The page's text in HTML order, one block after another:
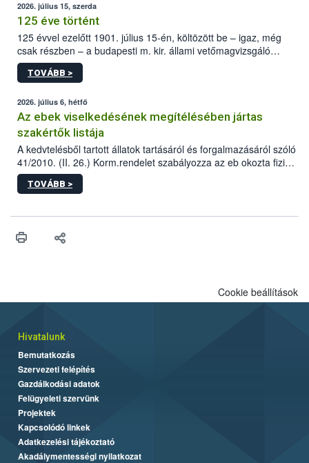
2026. július 15, szerda
125 éve történt
125 évvel ezelőtt 1901. július 15-én, költözött be – igaz, még
csak részben – a budapesti m. kir. állami vetőmagvizsgáló
állomás a Kis Rókus utca 15. szám alatti, Czigler Győző által
tervezett új épületébe.
TOVÁBB >
2026. július 6, hétfő
Az ebek viselkedésének megítélésében jártas
szakértők listája
A kedvtelésből tartott állatok tartásáról és forgalmazásáról szóló
41/2010. (II. 26.) Korm.rendelet szabályozza az eb okozta fizikai
sérülés, illetve ennek veszélye keletkezésekor felmerülő
hatósági feladatokat, valamint a veszélyes eb tartását és annak
vonni az ebek viselkedésének megítélésében jártas szakértőt.
TOVÁBB >
Cookie beállítások
Hivatalunk
Bemutatkozás
Szervezeti felépítés
Gazdálkodási adatok
Felügyeleti szervünk
Projektek
Kapcsolódó linkek
Adatkezelési tájékoztató
Akadálymentességi nyilatkozat